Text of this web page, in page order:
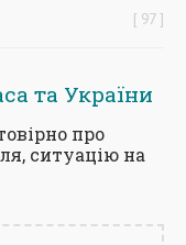
97
та України
про
ситуацію на